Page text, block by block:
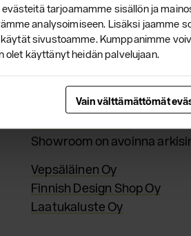
tarjoamamme sisällön ja
analysoimiseen. Lisäksi jaamme
sivustoamme. Kumppanimme
olet käyttänyt heidän palvelujaan.
Vain välttämättömät
+358 207 920 276
Wikkelä Oy, Helsinki
Modeo Oy
www.modeo.fi
Showroom on avoinna
Vepsäläinen Oy
Finnish Design Shop Oy
Laatukaluste Oy